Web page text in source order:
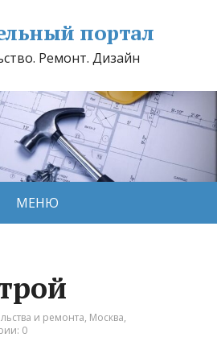
портал
Ремонт. Дизайн
МЕНЮ
и ремонта, Москва,
0